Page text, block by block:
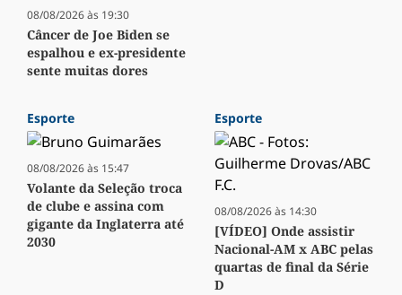
08/08/2026 às 19:30
Câncer de Joe Biden se
espalhou e ex-presidente
sente muitas dores
Esporte
08/08/2026 às 15:47
Volante da Seleção troca
de clube e assina com
gigante da Inglaterra até
2030
Esporte
08/08/2026 às 14:30
[VÍDEO] Onde assistir
Nacional-AM x ABC pelas
quartas de final da Série
D